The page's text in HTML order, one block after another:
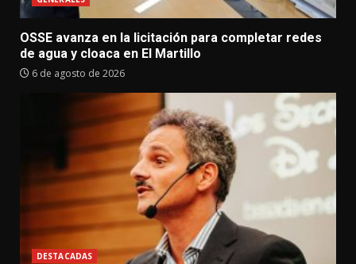
OSSE avanza en la licitación para completar redes
de agua y cloaca en El Martillo
6 de agosto de 2026
DESTACADAS